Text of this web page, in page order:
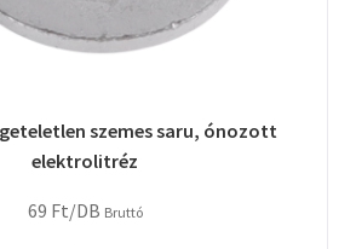
szemes saru, ónozott
elektrolitréz
69 Ft/DB Bruttó